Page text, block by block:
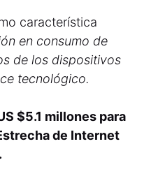
característica
en consumo de
de los dispositivos
tecnológico.
$5.1 millones para
de Internet